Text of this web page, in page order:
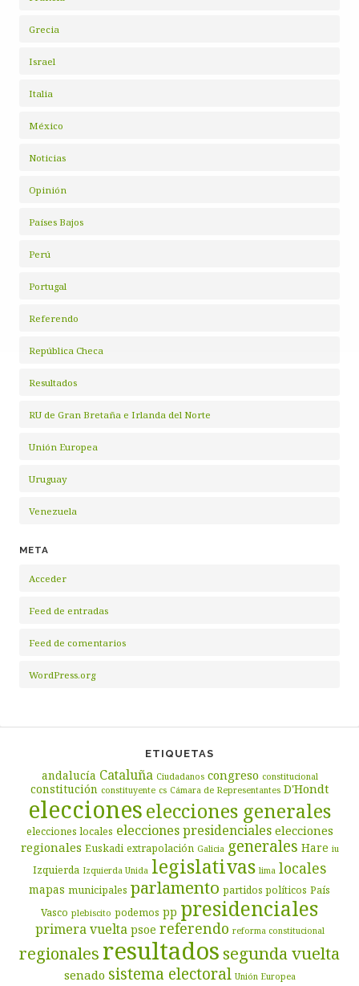
Grecia
Israel
Italia
México
Noticias
Opinión
Países Bajos
Perú
Portugal
Referendo
República Checa
Resultados
RU de Gran Bretaña e Irlanda del Norte
Unión Europea
Uruguay
Venezuela
META
Acceder
Feed de entradas
Feed de comentarios
WordPress.org
ETIQUETAS
andalucía Cataluña Ciudadanos congreso constitucional
constitución constituyente cs Cámara de Representantes D'Hondt
eleccioneselecciones generales
elecciones locales elecciones presidenciales elecciones
regionales Euskadi extrapolación Galicia generales Hare iu
Izquierda Izquierda Unida legislativas lima locales
mapas municipales parlamento partidos políticos País
Vasco plebiscito podemos pp presidenciales
primera vuelta psoe referendo reforma constitucional
regionales resultadossegunda vuelta
senado sistema electoral Unión Europea